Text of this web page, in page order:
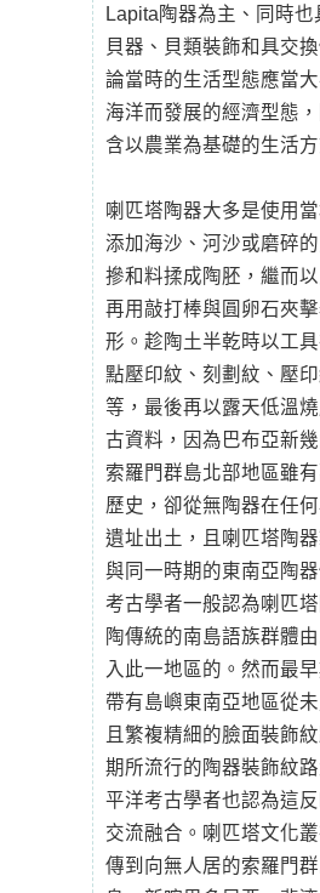
Lapita陶器為主、同時
貝器、貝類裝飾和具交
論當時的生活型態應當
海洋而發展的經濟型態
含以農業為基礎的生活方
喇匹塔陶器大多是使用
添加海沙、河沙或磨碎
摻和料揉成陶胚，繼而
再用敲打棒與圓卵石夾
形。趁陶土半乾時以工
點壓印紋、刻劃紋、壓
等，最後再以露天低溫
古資料，因為巴布亞新
索羅門群島北部地區雖
歷史，卻從無陶器在任
遺址出土，且喇匹塔陶
與同一時期的東南亞陶
考古學者一般認為喇匹
陶傳統的南島語族群體
入此一地區的。然而最
帶有島嶼東南亞地區從
且繁複精細的臉面裝飾
期所流行的陶器裝飾紋
平洋考古學者也認為這
交流融合。喇匹塔文化
傳到向無人居的索羅門